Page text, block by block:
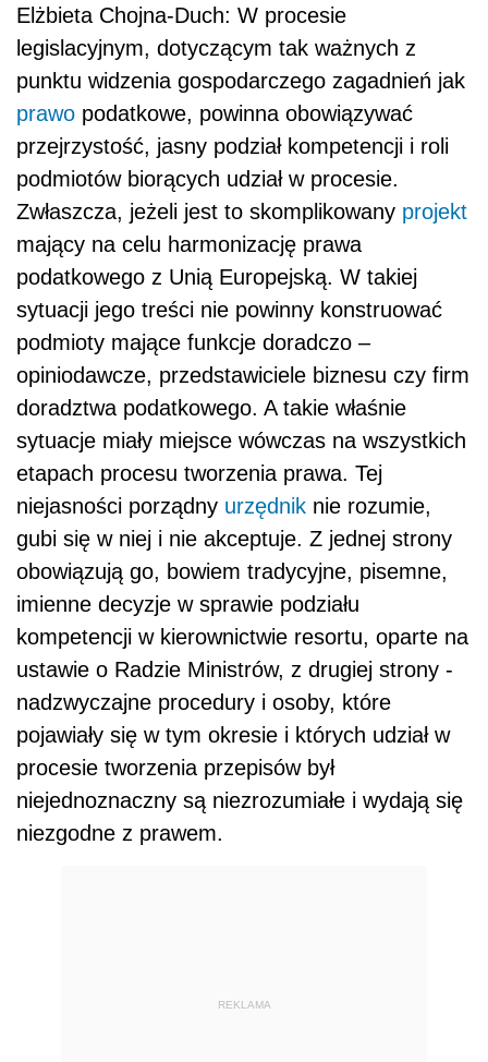
Elżbieta Chojna-Duch: W procesie
legislacyjnym, dotyczącym tak ważnych z
punktu widzenia gospodarczego zagadnień jak
prawo podatkowe, powinna obowiązywać
przejrzystość, jasny podział kompetencji i roli
podmiotów biorących udział w procesie.
Zwłaszcza, jeżeli jest to skomplikowany projekt
mający na celu harmonizację prawa
podatkowego z Unią Europejską. W takiej
sytuacji jego treści nie powinny konstruować
podmioty mające funkcje doradczo –
opiniodawcze, przedstawiciele biznesu czy firm
doradztwa podatkowego. A takie właśnie
sytuacje miały miejsce wówczas na wszystkich
etapach procesu tworzenia prawa. Tej
niejasności porządny urzędnik nie rozumie,
gubi się w niej i nie akceptuje. Z jednej strony
obowiązują go, bowiem tradycyjne, pisemne,
imienne decyzje w sprawie podziału
kompetencji w kierownictwie resortu, oparte na
ustawie o Radzie Ministrów, z drugiej strony -
nadzwyczajne procedury i osoby, które
pojawiały się w tym okresie i których udział w
procesie tworzenia przepisów był
niejednoznaczny są niezrozumiałe i wydają się
niezgodne z prawem.
REKLAMA